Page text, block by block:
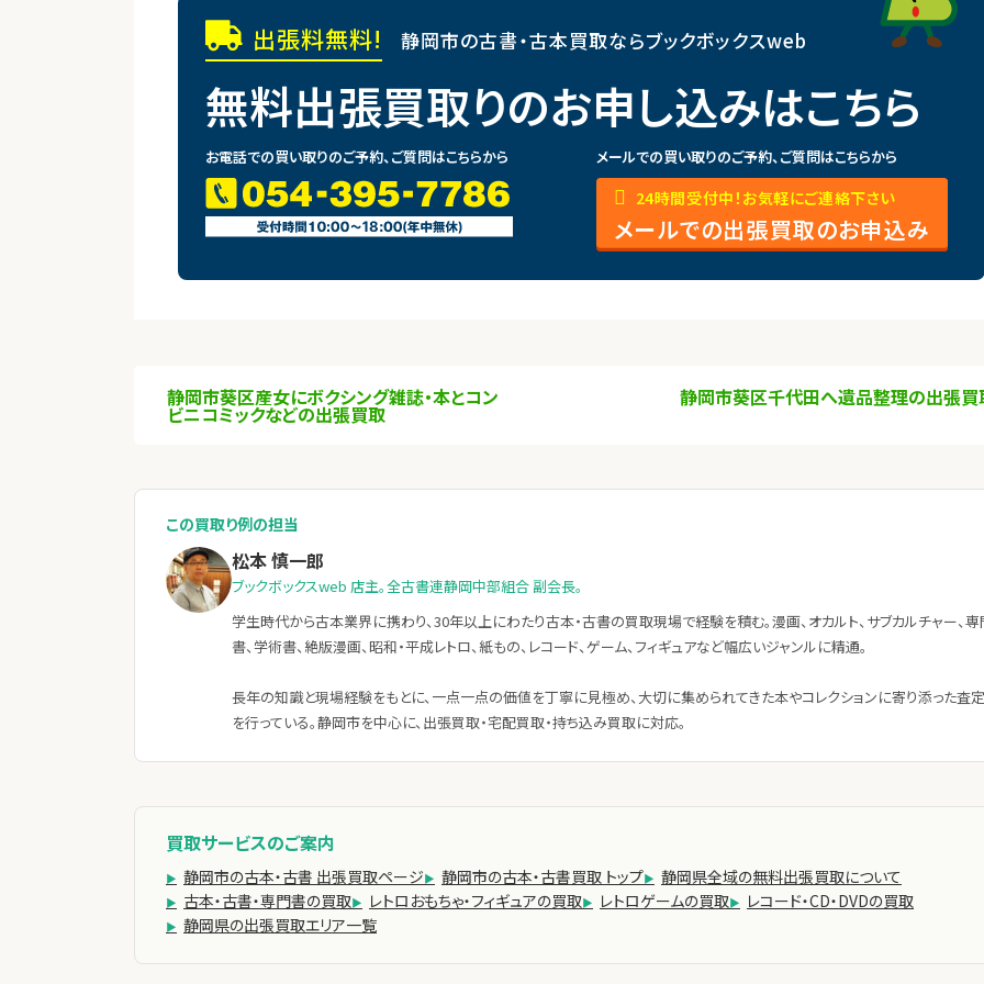
出張料無料! 静岡市の古書・古本買取ならブックボックスweb
無料出張買取りのお申し込みはこちら
お電話での買い取りのご予約、ご質問はこちらから メールでの買い取りのご予約、ご質問はこちらから
24時間受付中！お気軽にご連絡下さい
メールでの出張買取のお申込み
静岡市葵区産女にボクシング雑誌・本とコン
ビニコミックなどの出張買取
静岡市葵区千代田へ遺品整理の出張買
この買取り例の担当
松本 慎一郎
ブックボックスweb 店主。全古書連静岡中部組合 副会長。
学生時代から古本業界に携わり、30年以上にわたり古本・古書の買取現場で経験を積む。漫画、オカルト、サブカルチャー、
書、学術書、絶版漫画、昭和・平成レトロ、紙もの、レコード、ゲーム、フィギュアなど幅広いジャンルに精通。
長年の知識と現場経験をもとに、一点一点の価値を丁寧に見極め、大切に集められてきた本やコレクションに寄り添った査定
を行っている。静岡市を中心に、出張買取・宅配買取・持ち込み買取に対応。
買取サービスのご案内
静岡市の古本・古書 出張買取ページ 静岡市の古本・古書買取 トップ
静岡県全域の無料出張買取について
古本・古書・専門書の買取
レトロおもちゃ・フィギュアの買取 レトロゲームの買取
レコード・CD・DVDの買取
静岡県の出張買取エリア一覧